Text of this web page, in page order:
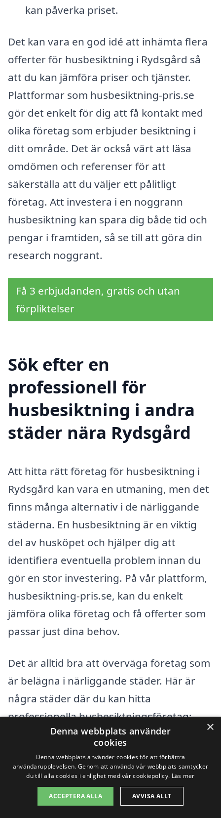
kan påverka priset.
Det kan vara en god idé att inhämta flera
offerter för husbesiktning i Rydsgård så
att du kan jämföra priser och tjänster.
Plattformar som husbesiktning-pris.se
gör det enkelt för dig att få kontakt med
olika företag som erbjuder besiktning i
ditt område. Det är också värt att läsa
omdömen och referenser för att
säkerställa att du väljer ett pålitligt
företag. Att investera i en noggrann
husbesiktning kan spara dig både tid och
pengar i framtiden, så se till att göra din
research noggrant.
Få 3 erbjudanden, gratis och utan
förpliktelser
Sök efter en
professionell för
husbesiktning i andra
städer nära Rydsgård
Att hitta rätt företag för husbesiktning i
Rydsgård kan vara en utmaning, men det
finns många alternativ i de närliggande
städerna. En husbesiktning är en viktig
del av husköpet och hjälper dig att
identifiera eventuella problem innan du
gör en stor investering. På vår plattform,
husbesiktning-pris.se, kan du enkelt
jämföra olika företag och få offerter som
passar just dina behov.
Det är alltid bra att överväga företag som
är belägna i närliggande städer. Här är
några städer där du kan hitta
professionella husbesiktningsföretag:
Skurup
Sjöbo
×
Denna webbplats använder
cookies
Denna webbplats använder cookies för att förbättra
användarupplevelsen. Genom att använda vår webbplats samtycker
du till alla cookies i enlighet med vår cookiepolicy. Läs mer
ACCEPTERA ALLA AVVISA ALLT